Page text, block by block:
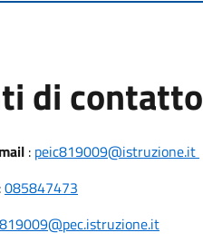
di contatto
: peic819009@istruzione.it
:085847473